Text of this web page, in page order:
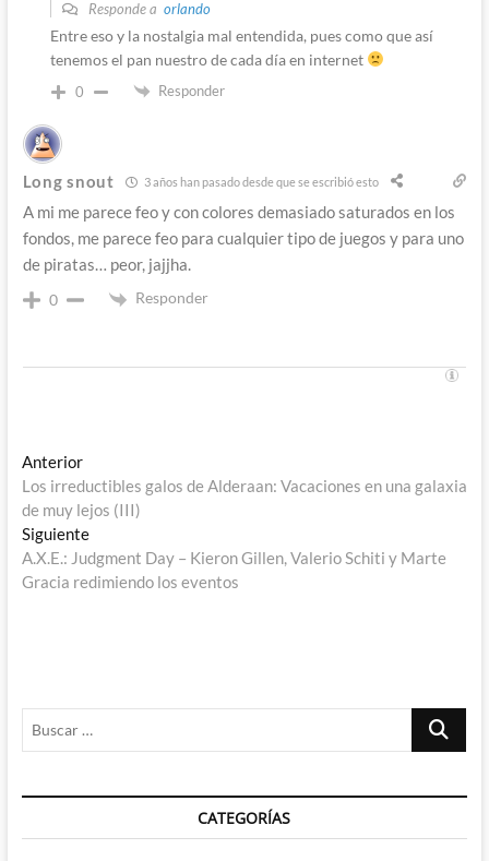
Responde a orlando
Entre eso y la nostalgia mal entendida, pues como que así
tenemos el pan nuestro de cada día en internet
0 Responder
Long snout 3 años han pasado desde que se escribió esto
A mi me parece feo y con colores demasiado saturados en los
fondos, me parece feo para cualquier tipo de juegos y para uno
de piratas… peor, jajjha.
0 Responder
Navegación
de
entradas
AnteriorEntrada
anterior:
Los irreductibles galos de Alderaan: Vacaciones en una galaxia
de muy lejos (III)
SiguienteEntrada
siguiente:
A.X.E.: Judgment Day – Kieron Gillen, Valerio Schiti y Marte
Gracia redimiendo los eventos
Buscar
CATEGORÍAS